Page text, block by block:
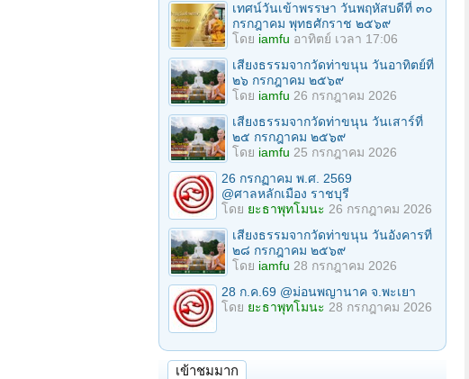
เทศน์วันเข้าพรรษา วันพฤหัสบดีที่ ๓๐
กรกฎาคม พุทธศักราช ๒๕๖๙
โดย iamfu อาทิตย์ เวลา 17:06
เสียงธรรมจากวัดท่าขนุน วันอาทิตย์ที่
๒๖ กรกฎาคม ๒๕๖๙
โดย iamfu 26 กรกฎาคม 2026
เสียงธรรมจากวัดท่าขนุน วันเสาร์ที่
๒๕ กรกฎาคม ๒๕๖๙
โดย iamfu 25 กรกฎาคม 2026
26 กรกฏาคม พ.ศ. 2569
@ศาลหลักเมือง ราชบุรี
โดย ยะธาพุทโมนะ 26 กรกฎาคม 2026
เสียงธรรมจากวัดท่าขนุน วันอังคารที่
๒๘ กรกฎาคม ๒๕๖๙
โดย iamfu 28 กรกฎาคม 2026
28 ก.ค.69 @ม่อนพญานาค จ.พะเยา
โดย ยะธาพุทโมนะ 28 กรกฎาคม 2026
เข้าชมมาก